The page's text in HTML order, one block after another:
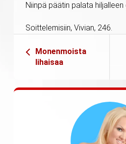
Niinpä päätin palata hiljalleen
Soittelemisiin, Vivian, 246.
Monenmoista
lihaisaa